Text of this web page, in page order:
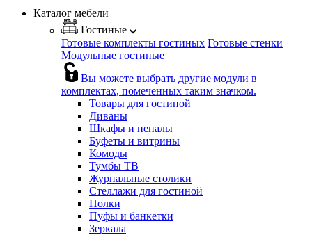
Каталог мебели
Гостиные
Готовые комплекты гостиных Готовые стенки
Модульные гостиные
Вы можете выбрать другие модули в
комплектах, помеченных таким значком.
Товары для гостиной
Диваны
Шкафы и пеналы
Буфеты и витрины
Комоды
Тумбы ТВ
Журнальные столики
Стеллажи для гостиной
Полки
Пуфы и банкетки
Зеркала